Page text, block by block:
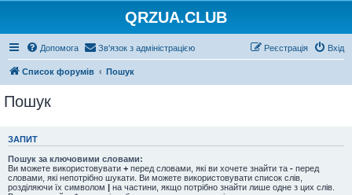
QRZUA.CLUB
Допомога Зв'язок з адміністрацією Вхід
Реєстрація
Список форумів Пошук
Пошук
ЗАПИТ
Пошук за ключовими словами:
Ви можете використовувати + перед словами, які ви хочете знайти та - перед
словами, які непотрібно шукати. Ви можете використовувати список слів,
розділяючи їх символом | на частини, якщо потрібно знайти лише одне з цих слів.